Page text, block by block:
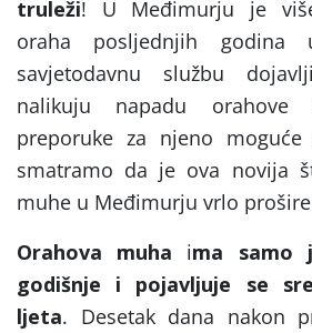
truleži! U Međimurju je
oraha posljednjih godina
savjetodavnu službu
nalikuju napadu
preporuke za njeno moguće
smatramo da je ova novija
muhe u Međimurju vrlo
Orahova muha ima samo
godišnje i pojavljuje se
ljeta. Desetak dana nakon